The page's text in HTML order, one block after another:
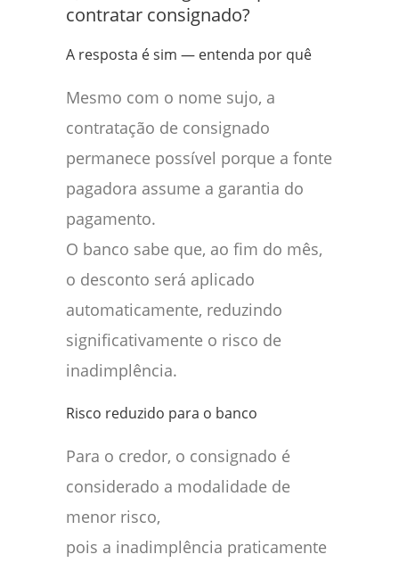
contratar consignado?
A resposta é sim — entenda por quê
Mesmo com o nome sujo, a
contratação de consignado
permanece possível porque a fonte
pagadora assume a garantia do
pagamento.
O banco sabe que, ao fim do mês,
o desconto será aplicado
automaticamente, reduzindo
significativamente o risco de
inadimplência.
Risco reduzido para o banco
Para o credor, o consignado é
considerado a modalidade de
menor risco,
pois a inadimplência praticamente